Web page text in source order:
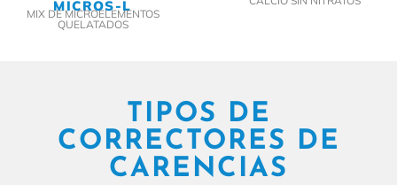
MICROS-L
MIX DE MICROELEMENTOS
QUELATADOS
TIPOS DE
CORRECTORES DE
CARENCIAS